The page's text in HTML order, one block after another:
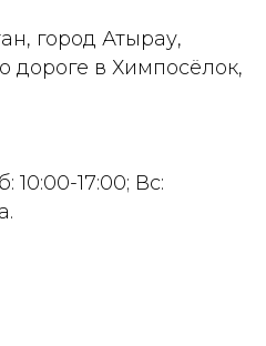
город Атырау,
дороге в Химпосёлок,
10:00-17:00; Вс: